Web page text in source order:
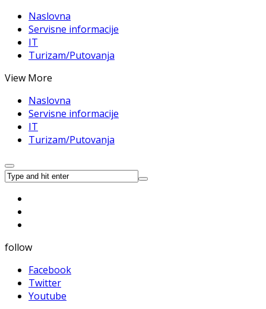
Naslovna
Servisne informacije
IT
Turizam/Putovanja
View More
Naslovna
Servisne informacije
IT
Turizam/Putovanja
follow
Facebook
Twitter
Youtube